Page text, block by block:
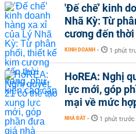
'Đế chế’ kinh
Nhã Kỳ: Từ
cương đến
KINH DOANH - 1 phút
HoREA: Nghị
lực mới, góp
mại về mức
NHÀ ĐẤT - 1 phút trước